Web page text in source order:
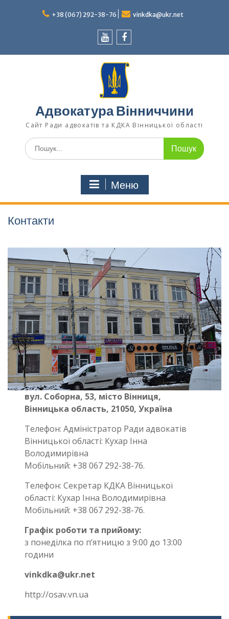
+38 (067) 292-38-76 vinkdka@ukr.net
Адвокатура Вінниччини
Сайт Ради адвокатів та КДКА Вінницької області
Шукати:
Меню
Контакти
вул. Соборна, 53, місто Вінниця,
Вінницька область, 21050, Україна
Телефон: Адміністратор Ради адвокатів
Вінницької області: Кухар Інна
Володимирівна
Мобільний: +38 067 292-38-76.
Телефон: Секретар КДКА Вінницької
області: Кухар Інна Володимирівна
Мобільний: +38 067 292-38-76.
Графік роботи та прийому:
з понеділка по п’ятницю з 9:00 до 13:00
години
vinkdka@ukr.net
http://osav.vn.ua